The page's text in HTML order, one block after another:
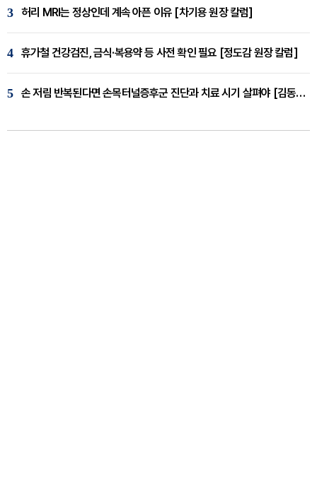
3 허리 MRI는 정상인데 계속 아픈 이유 [차기용 원장 칼럼]
4 휴가철 건강검진, 금식·복용약 등 사전 확인 필요 [정도감 원장 칼럼]
5 손 저림 반복된다면 손목터널증후군 진단과 치료 시기 살펴야 [김동현 원장 칼럼]